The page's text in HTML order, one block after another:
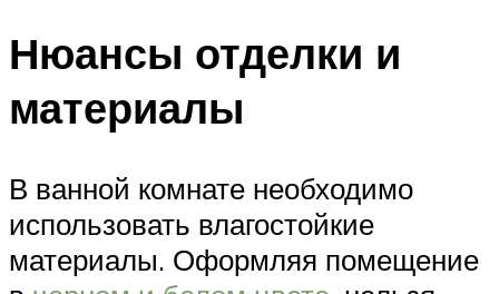
Нюансы отделки и
материалы
В ванной комнате необходимо
использовать влагостойкие
материалы. Оформляя помещение